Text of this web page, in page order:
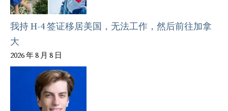
我持 H-4 签证移居美国，无法工作，然后前往加拿
大
2026 年 8 月 8 日